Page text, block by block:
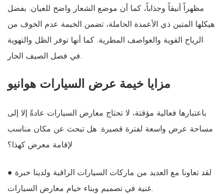
مظهراً أنيقاً وجذاباً، كما أن موضع الشعار واضح للعيان. بفضل
هيكلها المتين ذي الأعمدة الحاملة، تضمن الخيمة عدم الخوف من
الرياح القوية والعواصف المطرية. كما أنها توفر الظل والتهوية
في فصل الصيف الحار.
مزايا خيمة عرض السيارات هوانيو
باعتبارها فعالية مؤقتة، لا تحتاج معارض السيارات عادةً إلا إلى
مساحة عرض واسعة لفترة قصيرة. هل تبحث عن مكان مناسب
لإقامة معرض كهذا؟
● لقد تعاونا مع العديد من ماركات السيارات الراقية ولدينا خبرة
غنية في تصميم وبناء خيام معارض السيارات.